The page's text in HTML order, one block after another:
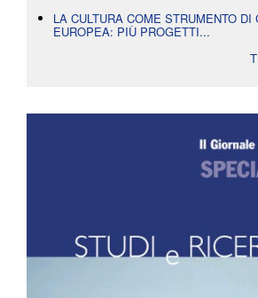
LA CULTURA COME STRUMENTO DI
EUROPEA: PIÙ PROGETTI...